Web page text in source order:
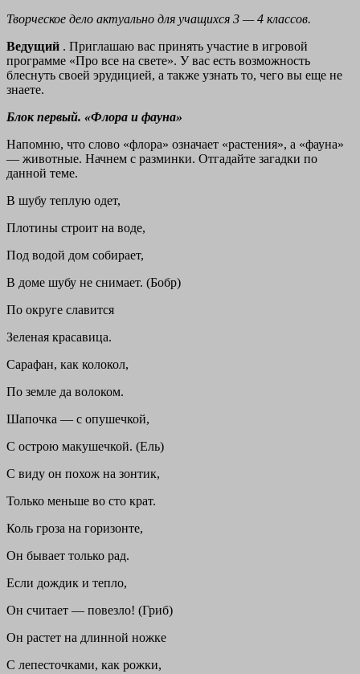
Творческое дело актуально для учащихся 3 — 4 классов.
Ведущий . Приглашаю вас принять участие в игровой
программе «Про все на свете». У вас есть возможность
блеснуть своей эрудицией, а также узнать то, чего вы еще не
знаете.
Блок первый. «Флора и фауна»
Напомню, что слово «флора» означает «растения», а «фауна»
— животные. Начнем с разминки. Отгадайте загадки по
данной теме.
В шубу теплую одет,
Плотины строит на воде,
Под водой дом собирает,
В доме шубу не снимает. (Бобр)
По округе славится
Зеленая красавица.
Сарафан, как колокол,
По земле да волоком.
Шапочка — с опушечкой,
С острою макушечкой. (Ель)
С виду он похож на зонтик,
Только меньше во сто крат.
Коль гроза на горизонте,
Он бывает только рад.
Если дождик и тепло,
Он считает — повезло! (Гриб)
Он растет на длинной ножке
С лепесточками, как рожки,